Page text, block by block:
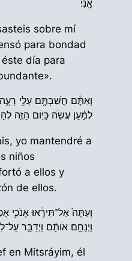
אָֽנִי׃
sobre mí
para bondad
día para
וְאַתֶּ֕ם חֲשַׁבְתֶּ֥ם עָלַ֖י
לְמַ֗עַן עֲשֹׂ֛ה כַּיֹּ֥ום הַזֶּ֖ה
yo mantendré a
niños
a ellos y
de ellos.
וְעַתָּה֙ אַל־תִּירָ֔אוּ אָנֹכִ֛י
וַיְנַחֵ֣ם אֹותָ֔ם וַיְדַבֵּ֖ר
en Mitsráyim, él